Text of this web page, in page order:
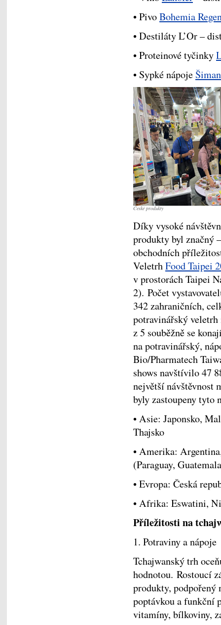
• PivoBohemia
• Destiláty L’Or –
• Proteinové tyčinky
• Sypké nápoje
České produkty
Díky vysoké
produkty byl značný
obchodních
VeletrhFood Taipei
v prostorách Taipei
2). Počet
342 zahraničních,
potravinářský veletrh
z 5 souběžně se
na potravinářský,
Bio/Pharmatech
shows navštívilo 47
největší návštěvnost
byly zastoupeny tyto
• Asie: Japonsko,
Thajsko
• Amerika:
(Paraguay,
• Evropa: Česká
• Afrika: Eswatini,
Příležitosti na
1. Potraviny a nápoje
Tchajwanský trh
hodnotou. Rostoucí
produkty, podpořený
poptávkou a funkční
vitamíny, bílkoviny,